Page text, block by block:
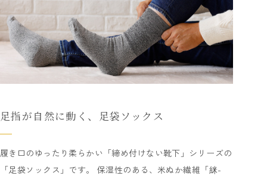
足指が自然に動く、足袋ソックス
履き口のゆったり柔らかい「締め付けない靴下」シリーズの
「足袋ソックス」です。 保湿性のある、米ぬか繊維「䋛-